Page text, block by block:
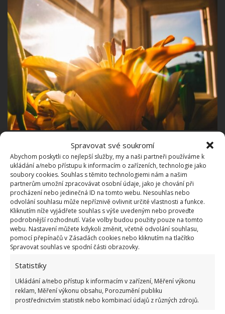
Spravovat své soukromí
Abychom poskytli co nejlepší služby, my a naši partneři používáme k
ukládání a/nebo přístupu k informacím o zařízeních, technologie jako
soubory cookies. Souhlas s těmito technologiemi nám a našim
partnerům umožní zpracovávat osobní údaje, jako je chování při
procházení nebo jedinečná ID na tomto webu. Nesouhlas nebo
odvolání souhlasu může nepříznivě ovlivnit určité vlastnosti a funkce.
Kliknutím níže vyjádřete souhlas s výše uvedeným nebo proveďte
podrobnější rozhodnutí. Vaše volby budou použity pouze na tomto
webu. Nastavení můžete kdykoli změnit, včetně odvolání souhlasu,
pomocí přepínačů v Zásadách cookies nebo kliknutím na tlačítko
Spravovat souhlas ve spodní části obrazovky.
Statistiky
Ukládání a/nebo přístup k informacím v zařízení, Měření výkonu
reklam, Měření výkonu obsahu, Porozumění publiku
prostřednictvím statistik nebo kombinací údajů z různých zdrojů.
Kdy zakrýt okna závěsem
Závěs před oknem obzvlášť využijete ve dnech, kdy je
venku šedo, mlhavo a vlhko, ve dnech, kdy je venku
silný déšť nebo sněžení.Využijete je také při
silném nárazovém větrunebo když chcete okna
večer pořádně zastínit. Z venku se k vám dostane
minimum pouličního osvětlení a ještě vám bude
doma tepleji.
Na co nezapomenout, abyste doma
měli co nejvíc tepla